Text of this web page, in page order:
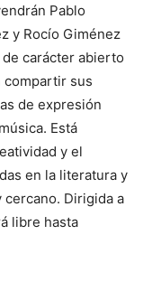
Pablo
y Rocío Giménez
carácter abierto
compartir sus
de expresión
Está
y el
en la literatura y
Dirigida a
libre hasta